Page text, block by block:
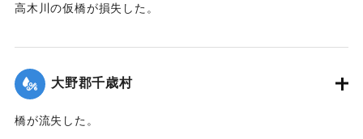
高木川の仮橋が損失した。
｜固有コード:00480030
大野郡千歳村
橋が流失した。